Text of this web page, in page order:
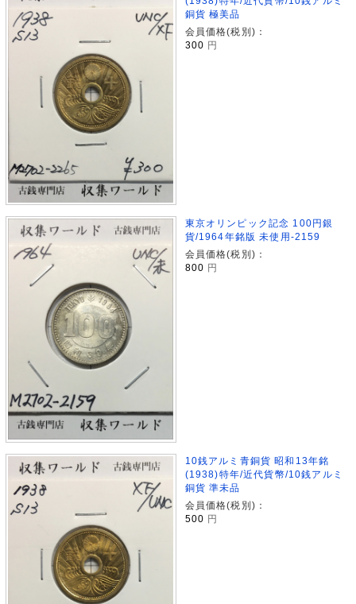
銅貨 極美品
会員価格(税別)：
300 円
東京オリンピック記念 100円銀
貨/1964年銘版 未使用-2159
会員価格(税別)：
800 円
10銭アルミ青銅貨 昭和13年銘
(1938)特年/近代貨幣/10銭アルミ
銅貨 準未品
会員価格(税別)：
500 円